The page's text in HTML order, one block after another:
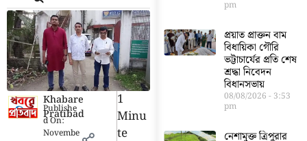
Khabare
Pratibad
Publishe
d On:
Novembe
1
Minu
Te
pm
প্রয়াত প্রাক্তন বাম
বিধায়িকা গৌরি
ভট্টাচার্যের প্রতি শেষ
শ্রদ্ধা নিবেদন
বিধানসভায়
08/08/2026 3:53
pm
নেশামুক্ত ত্রিপুরার